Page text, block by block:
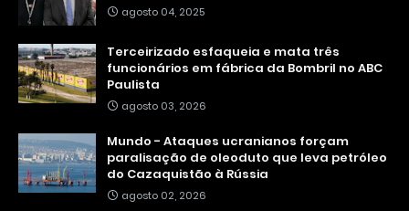
agosto 04, 2025
Terceirizado esfaqueia e mata três
funcionários em fábrica da Bombril no ABC
Paulista
agosto 03, 2026
Mundo - Ataques ucranianos forçam
paralisação de oleoduto que leva petróleo
do Cazaquistão à Rússia
agosto 02, 2026